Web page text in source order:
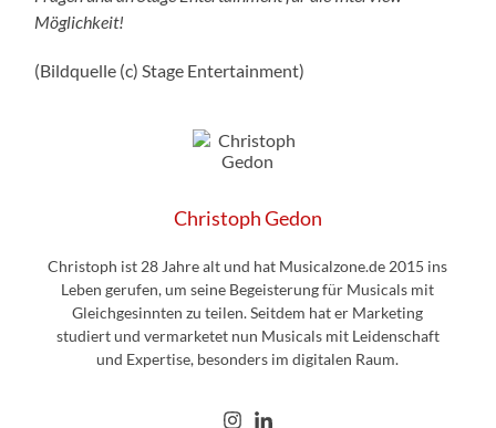
Möglichkeit!
(Bildquelle (c) Stage Entertainment)
Christoph Gedon
Christoph ist 28 Jahre alt und hat Musicalzone.de 2015 ins
Leben gerufen, um seine Begeisterung für Musicals mit
Gleichgesinnten zu teilen. Seitdem hat er Marketing
studiert und vermarketet nun Musicals mit Leidenschaft
und Expertise, besonders im digitalen Raum.